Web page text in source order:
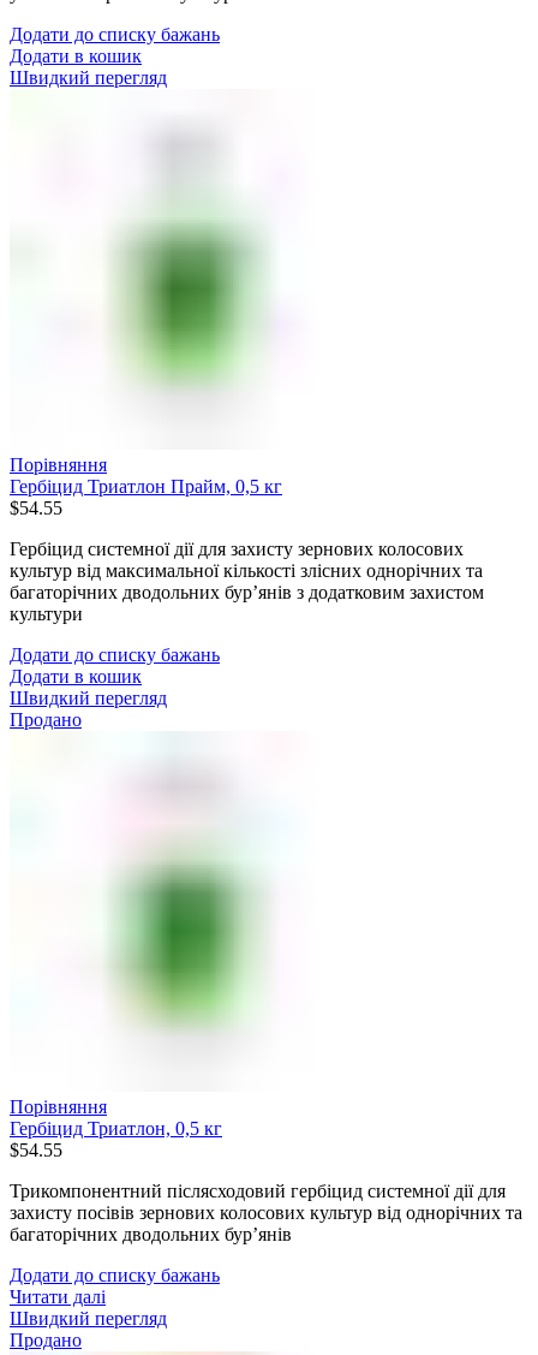
Додати до списку бажань
Додати в кошик
Швидкий перегляд
Порівняння
Гербіцид Триатлон Прайм, 0,5 кг
$54.55
Гербіцид системної дії для захисту зернових колосових
культур від максимальної кількості злісних однорічних та
багаторічних дводольних бур’янів з додатковим захистом
культури
Додати до списку бажань
Додати в кошик
Швидкий перегляд
Продано
Порівняння
Гербіцид Триатлон, 0,5 кг
$54.55
Трикомпонентний післясходовий гербіцид системної дії для
захисту посівів зернових колосових культур від однорічних та
багаторічних дводольних бур’янів
Додати до списку бажань
Читати далі
Швидкий перегляд
Продано